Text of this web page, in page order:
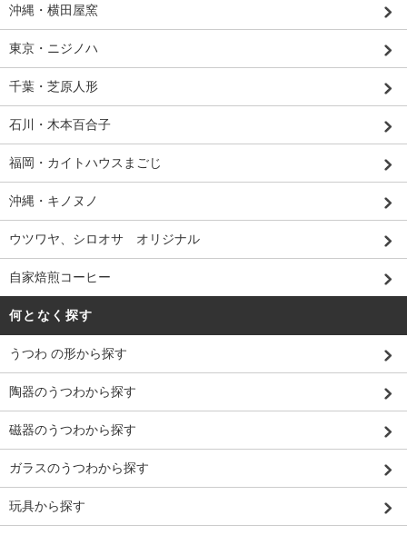
沖縄・横田屋窯
東京・ニジノハ
千葉・芝原人形
石川・木本百合子
福岡・カイトハウスまごじ
沖縄・キノヌノ
ウツワヤ、シロオサ オリジナル
自家焙煎コーヒー
何となく探す
うつわ の形から探す
陶器のうつわから探す
磁器のうつわから探す
ガラスのうつわから探す
玩具から探す